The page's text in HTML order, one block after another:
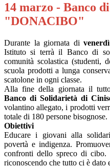
14 marzo - Banco
"DONACIBO"
Durante la giornata di
Istituto si terrà il Banco di
comunità scolastica (studenti,
scuola prodotti a lunga
scatolone in ogni classe.
Alla fine della giornata il
Banco di Solidarietà di
volantino allegato, i prodotti
totale di 180 persone bisognose.
Obiettivi
Educare i giovani alla
povertà e indigenza.
confronti dello spreco di cibo.
riconoscendo che tutto ci è dato